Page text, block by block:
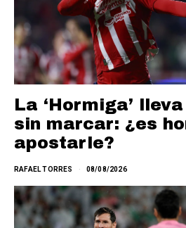
La ‘Hormiga’
sin marcar: ¿es
apostarle?
RAFAEL TORRES 08/08/2026